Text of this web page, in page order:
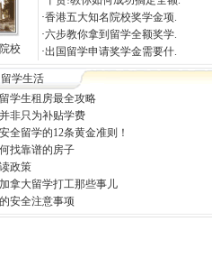
校
·香港五大知名院校奖学金项.
·六步教你拿到留学全额奖学.
·出国留学申请奖学金需要什.
留学生活
学生租房最全攻略
非只为补贴学费
全留学的12条黄金准则！
找靠谱的房子
政策
拿大留学打工那些事儿
安全注意事项